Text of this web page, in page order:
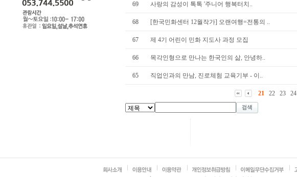
69 사랑의 감성이 톡톡 '주니어 행복터치..
68 [한국민화센터 12월작가] 오랜여행=전통의 ..
67 제 4기 어린이 민화 지도사 과정 모집
66 목각인형으로 만나는 한국인의 삶, 안녕하..
65 직업인과의 만남, 진로체험 교육기부 - 이..
21 22 23 24